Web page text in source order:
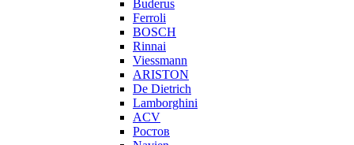
Buderus
Ferroli
BOSCH
Rinnai
Viessmann
ARISTON
De Dietrich
Lamborghini
ACV
Ростов